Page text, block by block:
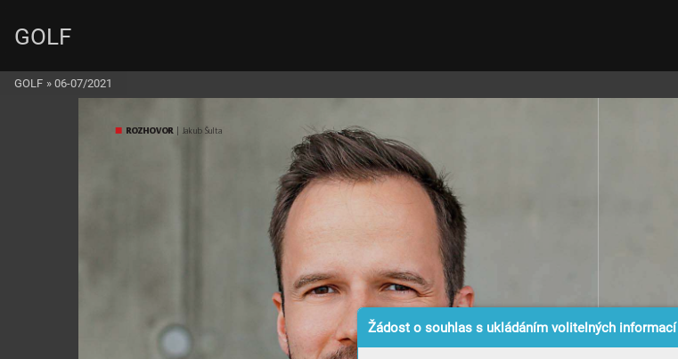
Žádost o souhlas s ukládáním volitelných informací
ROZHOVOR | Jakub Šulta
GOLF
GOLF » 06-07/2021